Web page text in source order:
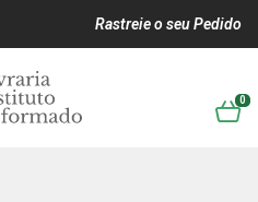
Rastreie o seu Pedido
0